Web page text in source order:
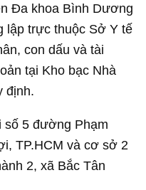
Đa khoa Bình Dương
lập trực thuộc Sở Y tế
con dấu và tài
tại Kho bạc Nhà
định.
số 5 đường Phạm
TP.HCM và cơ sở 2
2, xã Bắc Tân